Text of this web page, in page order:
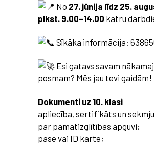
No 27. jūnija līdz 25.
plkst. 9.00–14.00 katru
Sīkāka informācija:
Esi gatavs savam
posmam? Mēs jau tevi gaidām!
Dokumenti uz 10. klasi
apliecība, sertifikāts un
par pamatizglītības apguvi;
pase vai ID karte;